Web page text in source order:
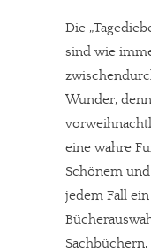
Die
sind wie
Wunder,
eine wahre
Schönem
jedem Fall